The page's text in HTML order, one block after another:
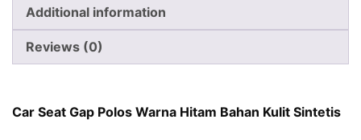
Additional information
Reviews (0)
Car Seat Gap Polos Warna Hitam Bahan Kulit Sintetis